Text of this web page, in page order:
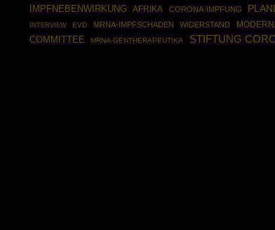
IMPFNEBENWIRKUNG AFRIKA CORONA-IMPFUNG
INTERVIEW EVD MRNA-IMPFSCHADEN WIDERSTAND
COMMITTEE
MRNA-GENTHERAPEUTIKA STIFTUNG